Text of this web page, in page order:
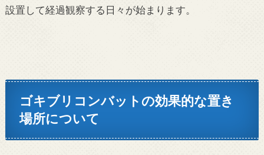
設置して経過観察する日々が始まります。
ゴキブリコンバットの効果的な置き
場所について